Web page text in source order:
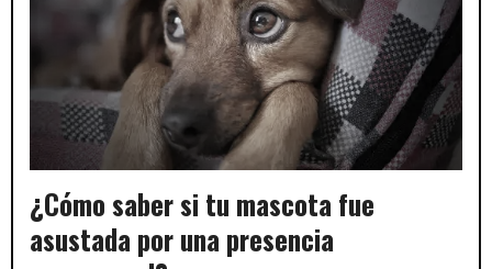
¿Cómo saber si tu mascota fue
asustada por una presencia